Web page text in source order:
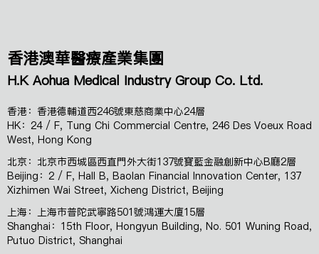
香港澳華醫療產業集團
H.K Aohua Medical Industry Group Co. Ltd.
香港：香港德輔道西246號東慈商業中心24層
HK：24 / F, Tung Chi Commercial Centre, 246 Des Voeux Road
West, Hong Kong
北京：北京市西城區西直門外大街137號寶藍金融創新中心B廳2層
Beijing：2 / F, Hall B, Baolan Financial Innovation Center, 137
Xizhimen Wai Street, Xicheng District, Beijing
上海：上海市普陀武寧路501號鴻運大廈15層
Shanghai：15th Floor, Hongyun Building, No. 501 Wuning Road,
Putuo District, Shanghai